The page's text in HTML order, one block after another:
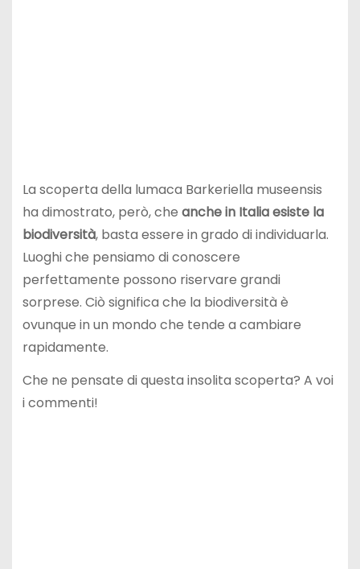
La scoperta della lumaca Barkeriella museensis
ha dimostrato, però, che anche in Italia esiste la
biodiversità, basta essere in grado di individuarla.
Luoghi che pensiamo di conoscere
perfettamente possono riservare grandi
sorprese. Ciò significa che la biodiversità è
ovunque in un mondo che tende a cambiare
rapidamente.
Che ne pensate di questa insolita scoperta? A voi
i commenti!